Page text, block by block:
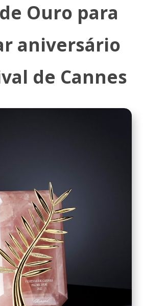
Ouro para
aniversário
de Cannes